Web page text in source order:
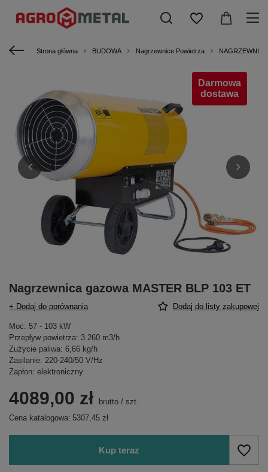
Strona główna BUDOWA Nagrzewnice Powietrza
Darmowa
dostawa
Nagrzewnica gazowa MASTER BLP 103 ET
+ Dodaj do porównania Dodaj do listy zakupowej
Moc: 57 - 103 kW
Przepływ powietrza: 3.260 m3/h
Zużycie paliwa: 6,66 kg/h
Zasilanie: 220-240/50 V/Hz
Zapłon: elektroniczny
4089,00 zł brutto / szt.
Cena katalogowa: 5307,45 zł
Kup teraz